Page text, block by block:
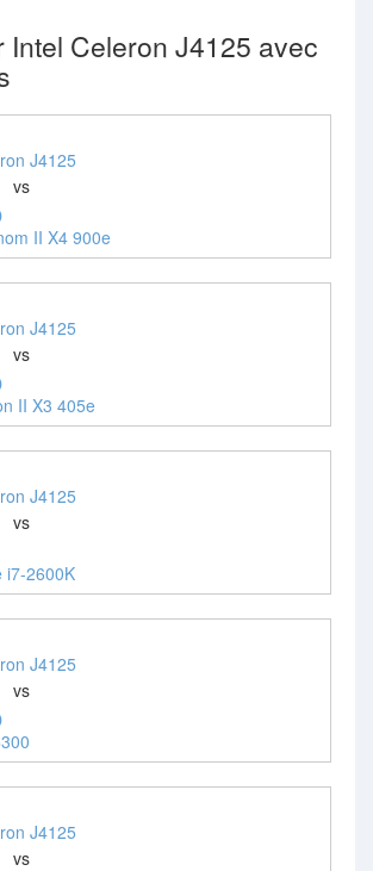
Intel Celeron J4125 avec
J4125
vs
II X4 900e
J4125
vs
II X3 405e
J4125
vs
i7-2600K
J4125
vs
J4125
vs